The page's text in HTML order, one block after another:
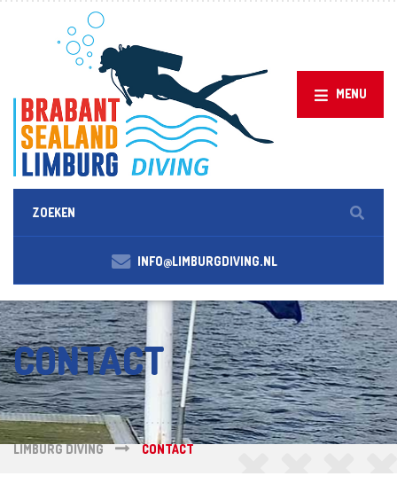
MENU
INFO@LIMBURGDIVING.NL
CONTACT
LIMBURG DIVING CONTACT